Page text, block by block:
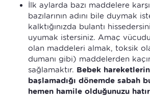
İlk aylarda bazı maddelere
bazılarının adını bile duymak
kalktığınızda bulantı
uyumak istersiniz. Amaç
olan maddeleri almak, toksik
dumanı gibi) maddelerden
sağlamaktır. Bebek
başlamadığı dönemde sabah
hemen hamile olduğunuzu